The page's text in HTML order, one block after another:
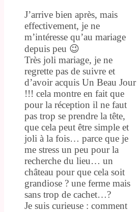
J’arrive bien après, mais
effectivement, je ne
m’intéresse qu’au mariage
depuis peu 😉
Très joli mariage, je ne
regrette pas de suivre et
d’avoir acquis Un Beau Jour
!!! cela montre en fait que
pour la réception il ne faut
pas trop se prendre la tête,
que cela peut être simple et
joli à la fois… parce que je
me stress un peu pour la
recherche du lieu… un
château pour que cela soit
grandiose ? une ferme mais
sans trop de cachet…?
Je suis curieuse : comment